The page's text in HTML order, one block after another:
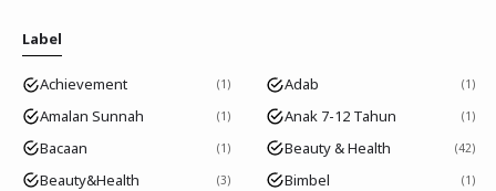
Label
Achievement 1 Adab 1
Amalan Sunnah 1 Anak 7-12 Tahun 1
Bacaan 1 Beauty & Health 42
Beauty&Health 3 Bimbel 1